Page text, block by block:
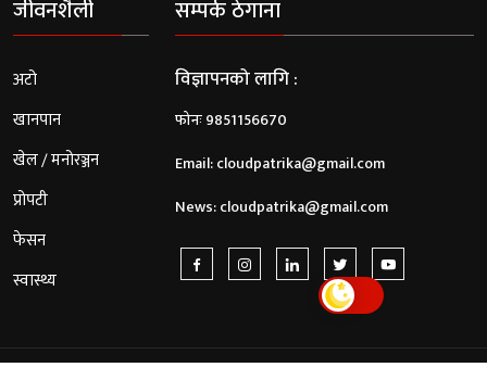
जीवनशैली
अटो
खानपान
खेल / मनोरञ्जन
प्रोपटी
फेसन
स्वास्थ्य
सम्पर्क ठेगाना
विज्ञापनको लागि :
फोनः 9851156670
Email:cloudpatrika@gmail.com
News:cloudpatrika@gmail.com